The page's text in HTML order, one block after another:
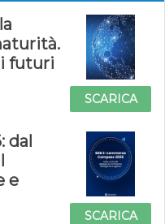
futuri
SCARICA
dal
e
SCARICA